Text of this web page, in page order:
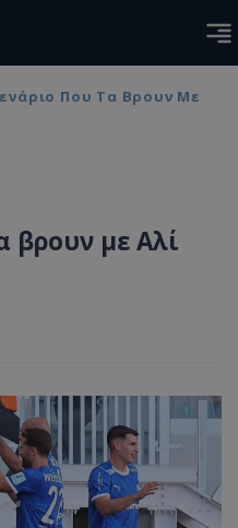
Που Τα Βρουν Με
βρουν με Αλί